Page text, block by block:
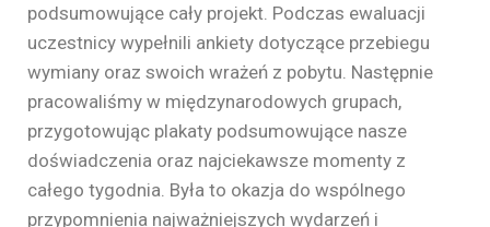
podsumowujące cały projekt. Podczas ewaluacji
uczestnicy wypełnili ankiety dotyczące przebiegu
wymiany oraz swoich wrażeń z pobytu. Następnie
pracowaliśmy w międzynarodowych grupach,
przygotowując plakaty podsumowujące nasze
doświadczenia oraz najciekawsze momenty z
całego tygodnia. Była to okazja do wspólnego
przypomnienia najważniejszych wydarzeń i